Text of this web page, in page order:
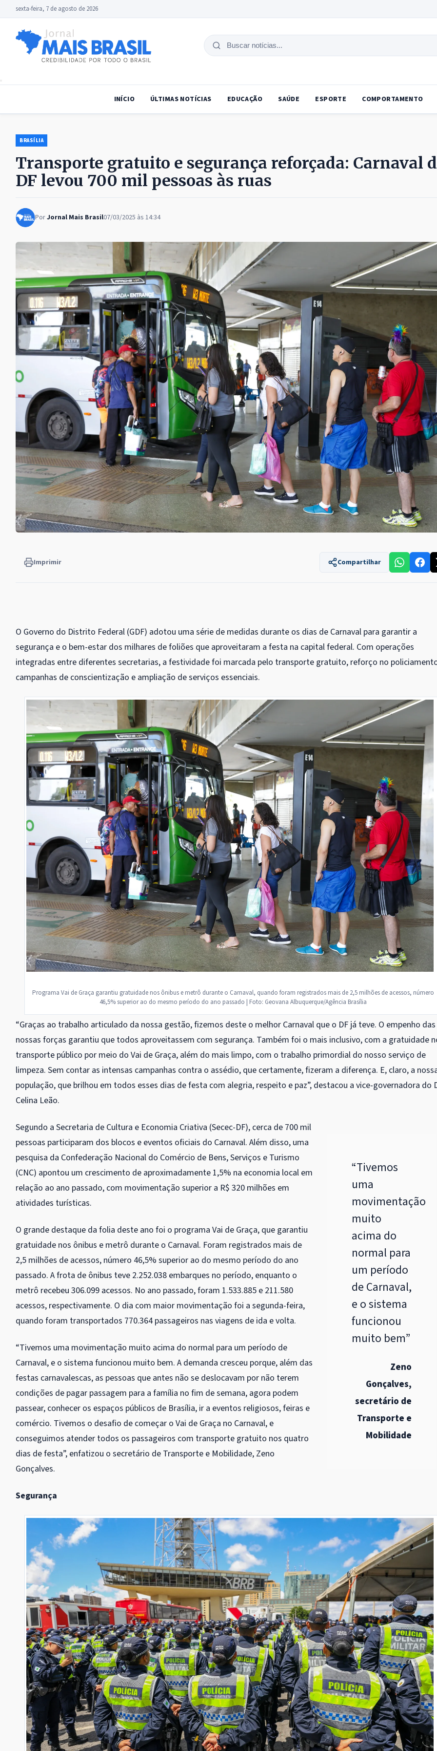
sexta-feira, 7 de agosto de 2026
Buscar
INÍCIO ÚLTIMAS NOTÍCIAS EDUCAÇÃO SAÚDE ESPORTE COMPORTAMENTO
BRASÍLIA
Transporte gratuito e segurança reforçada: Carnaval
DF levou 700 mil pessoas às ruas
PorJornal Mais Brasil07/03/2025 às 14:34
Imprimir Compartilhar
O Governo do Distrito Federal (GDF) adotou uma série de medidas durante os dias de Carnaval para garantir a
segurança e o bem-estar dos milhares de foliões que aproveitaram a festa na capital federal. Com operações
integradas entre diferentes secretarias, a festividade foi marcada pelo transporte gratuito, reforço no
campanhas de conscientização e ampliação de serviços essenciais.
Programa Vai de Graça garantiu gratuidade nos ônibus e metrô durante o Carnaval, quando foram registrados mais de 2,5 milhões de acessos, número
46,5% superior ao do mesmo período do ano passado | Foto: Geovana Albuquerque/Agência Brasília
“Graças ao trabalho articulado da nossa gestão, fizemos deste o melhor Carnaval que o DF já teve. O empenho das
nossas forças garantiu que todos aproveitassem com segurança. Também foi o mais inclusivo, com a gratuidade
transporte público por meio do Vai de Graça, além do mais limpo, com o trabalho primordial do nosso serviço de
limpeza. Sem contar as intensas campanhas contra o assédio, que certamente, fizeram a diferença. E, claro, a
população, que brilhou em todos esses dias de festa com alegria, respeito e paz”, destacou a vice-governadora do
Celina Leão.
“Tivemos
uma
movimentação
muito
acima do
normal para
um período
de Carnaval,
e o sistema
funcionou
muito bem”
Zeno
Gonçalves,
secretário de
Transporte e
Mobilidade
Segundo a Secretaria de Cultura e Economia Criativa (Secec-DF), cerca de 700 mil
pessoas participaram dos blocos e eventos oficiais do Carnaval. Além disso, uma
pesquisa da Confederação Nacional do Comércio de Bens, Serviços e Turismo
(CNC) apontou um crescimento de aproximadamente 1,5% na economia local em
relação ao ano passado, com movimentação superior a R$ 320 milhões em
atividades turísticas.
O grande destaque da folia deste ano foi o programa Vai de Graça, que garantiu
gratuidade nos ônibus e metrô durante o Carnaval. Foram registrados mais de
2,5 milhões de acessos, número 46,5% superior ao do mesmo período do ano
passado. A frota de ônibus teve 2.252.038 embarques no período, enquanto o
metrô recebeu 306.099 acessos. No ano passado, foram 1.533.885 e 211.580
acessos, respectivamente. O dia com maior movimentação foi a segunda-feira,
quando foram transportados 770.364 passageiros nas viagens de ida e volta.
“Tivemos uma movimentação muito acima do normal para um período de
Carnaval, e o sistema funcionou muito bem. A demanda cresceu porque, além das
festas carnavalescas, as pessoas que antes não se deslocavam por não terem
condições de pagar passagem para a família no fim de semana, agora podem
passear, conhecer os espaços públicos de Brasília, ir a eventos religiosos, feiras e
comércio. Tivemos o desafio de começar o Vai de Graça no Carnaval, e
conseguimos atender todos os passageiros com transporte gratuito nos quatro
dias de festa”, enfatizou o secretário de Transporte e Mobilidade, Zeno
Gonçalves.
Segurança